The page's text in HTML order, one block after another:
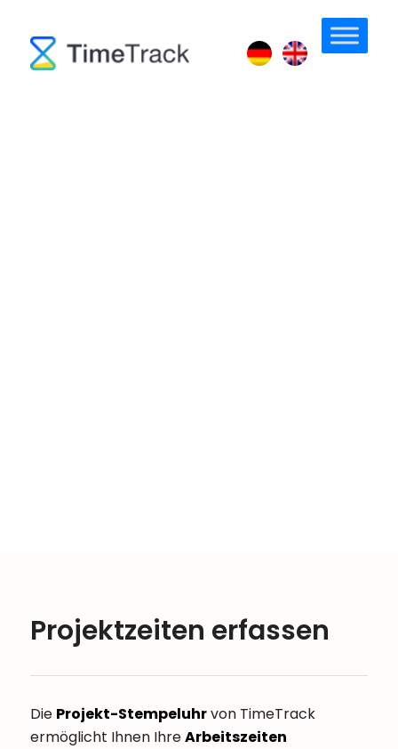
Projektzeiten erfassen
Die Projekt-Stempeluhrvon TimeTrack
ermöglicht Ihnen IhreArbeitszeiten